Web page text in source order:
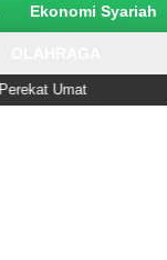
Ekonomi Syariah
Umat